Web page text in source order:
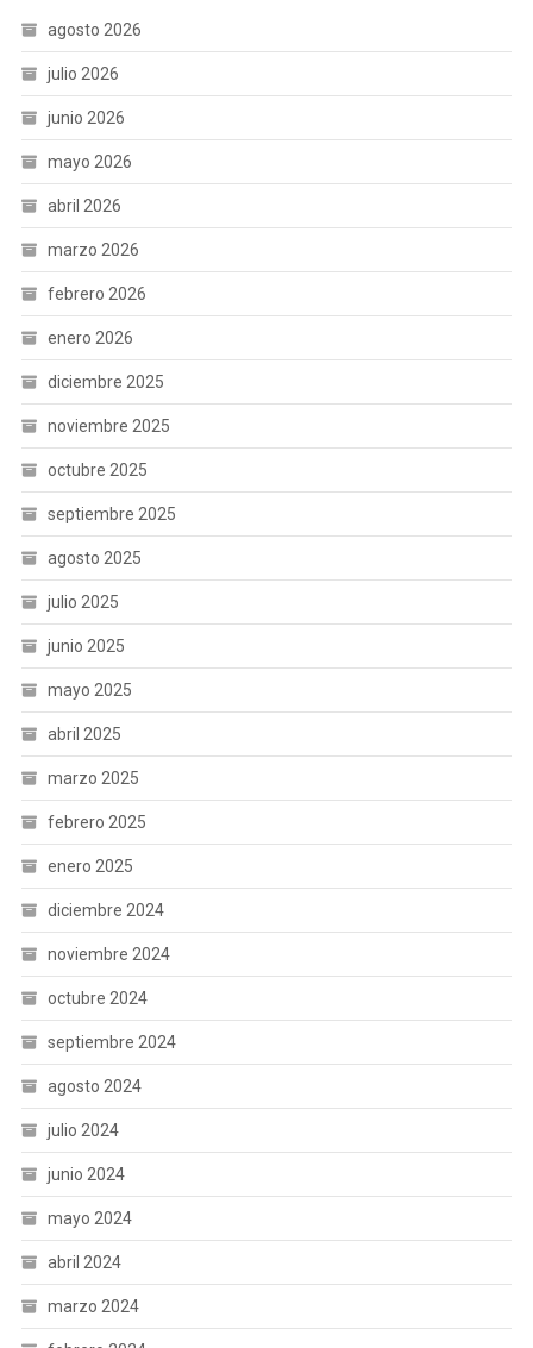
agosto 2026
julio 2026
junio 2026
mayo 2026
abril 2026
marzo 2026
febrero 2026
enero 2026
diciembre 2025
noviembre 2025
octubre 2025
septiembre 2025
agosto 2025
julio 2025
junio 2025
mayo 2025
abril 2025
marzo 2025
febrero 2025
enero 2025
diciembre 2024
noviembre 2024
octubre 2024
septiembre 2024
agosto 2024
julio 2024
junio 2024
mayo 2024
abril 2024
marzo 2024